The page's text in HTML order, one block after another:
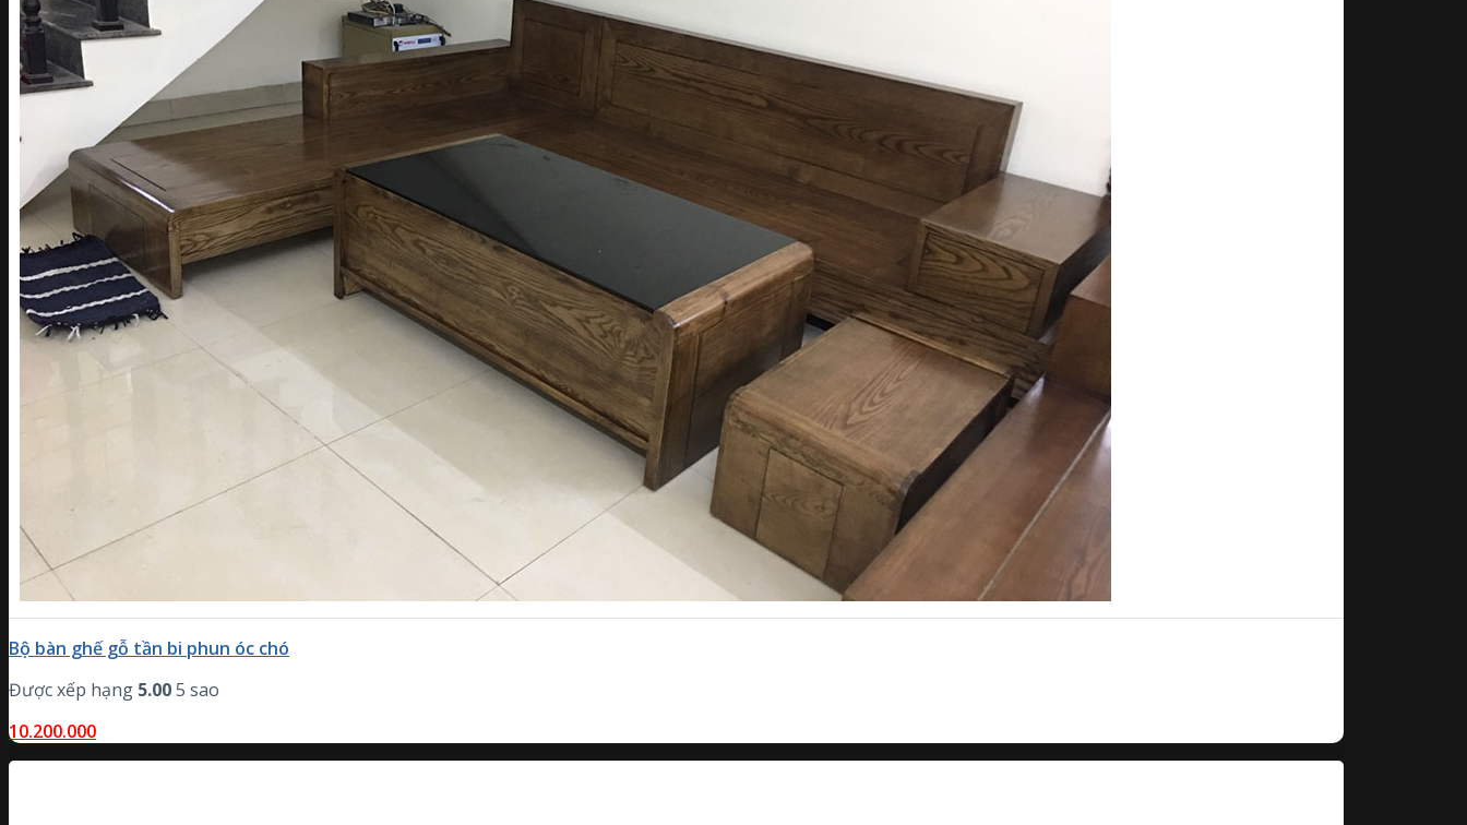
Bộ bàn ghế gỗ tần bi phun óc chó
Được xếp hạng 5.005 sao
10.200.000